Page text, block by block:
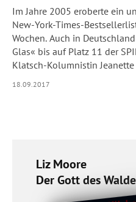
Im Jahre 2005 eroberte ein
New-York-Times-
Wochen. Auch in
Glas« bis auf Platz 11 der
Klatsch-Kolumnistin
18.09.2017
Liz Moore
Der Gott des